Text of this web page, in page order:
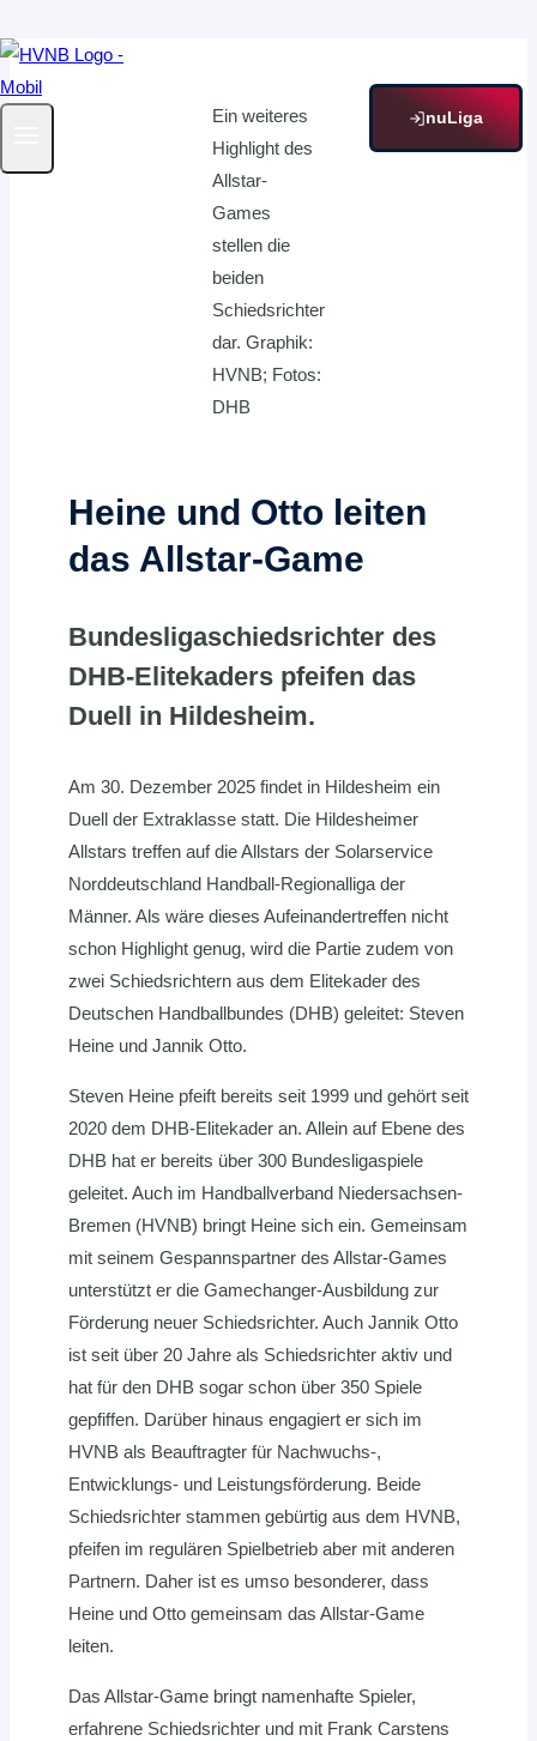
Zum
Inhalt
nuLiga
Ein weiteres
Highlight des
Allstar-
Games
stellen die
beiden
Schiedsrichter
dar. Graphik:
HVNB; Fotos:
DHB
Heine und Otto leiten
das Allstar-Game
Bundesligaschiedsrichter des
DHB-Elitekaders pfeifen das
Duell in Hildesheim.
Am 30. Dezember 2025 findet in Hildesheim ein
Duell der Extraklasse statt. Die Hildesheimer
Allstars treffen auf die Allstars der Solarservice
Norddeutschland Handball-Regionalliga der
Männer. Als wäre dieses Aufeinandertreffen nicht
schon Highlight genug, wird die Partie zudem von
zwei Schiedsrichtern aus dem Elitekader des
Deutschen Handballbundes (DHB) geleitet: Steven
Heine und Jannik Otto.
Steven Heine pfeift bereits seit 1999 und gehört seit
2020 dem DHB-Elitekader an. Allein auf Ebene des
DHB hat er bereits über 300 Bundesligaspiele
geleitet. Auch im Handballverband Niedersachsen-
Bremen (HVNB) bringt Heine sich ein. Gemeinsam
mit seinem Gespannspartner des Allstar-Games
unterstützt er die Gamechanger-Ausbildung zur
Förderung neuer Schiedsrichter. Auch Jannik Otto
ist seit über 20 Jahre als Schiedsrichter aktiv und
hat für den DHB sogar schon über 350 Spiele
gepfiffen. Darüber hinaus engagiert er sich im
HVNB als Beauftragter für Nachwuchs-,
Entwicklungs- und Leistungsförderung. Beide
Schiedsrichter stammen gebürtig aus dem HVNB,
pfeifen im regulären Spielbetrieb aber mit anderen
Partnern. Daher ist es umso besonderer, dass
Heine und Otto gemeinsam das Allstar-Game
leiten.
Das Allstar-Game bringt namenhafte Spieler,
erfahrene Schiedsrichter und mit Frank Carstens